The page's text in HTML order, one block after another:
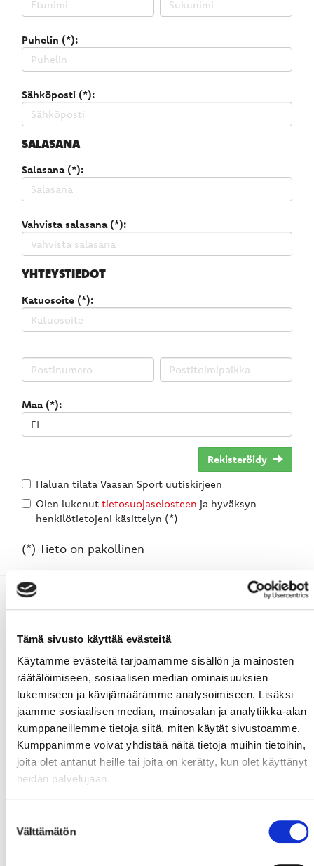
Tämä sivusto käyttää evästeitä
Käytämme evästeitä tarjoamamme sisällön ja mainosten
räätälöimiseen, sosiaalisen median ominaisuuksien
tukemiseen ja kävijämäärämme analysoimiseen. Lisäksi
jaamme sosiaalisen median, mainosalan ja analytiikka-alan
kumppaneillemme tietoja siitä, miten käytät sivustoamme.
Kumppanimme voivat yhdistää näitä tietoja muihin tietoihin,
joita olet antanut heille tai joita on kerätty, kun olet käyttänyt
heidän palvelujaan.
valinta
Välttämätön
Puhelin (*):
Sähköposti (*):
SALASANA
Salasana (*):
Vahvista salasana (*):
YHTEYSTIEDOT
Katuosoite (*):
Maa (*):
Rekisteröidy
Haluan tilata Vaasan Sport uutiskirjeen
Olen lukenut tietosuojaselosteen ja hyväksyn
henkilötietojeni käsittelyn (*)
(*) Tieto on pakollinen